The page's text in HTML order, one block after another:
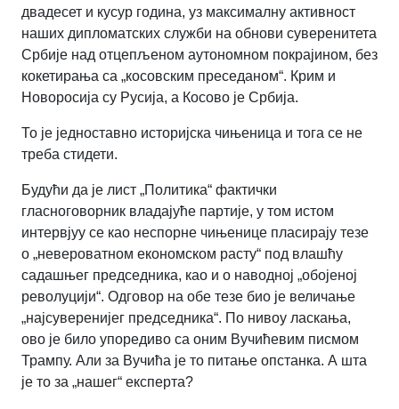
двадесет и кусур година, уз максималну активност
наших дипломатских служби на обнови суверенитета
Србије над отцепљеном аутономном покрајином, без
кокетирања са „косовским преседаном“. Крим и
Новоросија су Русија, а Косово је Србија.
То је једноставно историјска чињеница и тога се не
треба стидети.
Будући да је лист „Политика“ фактички
гласноговорник владајуће партије, у том истом
интервјуу се као неспорне чињенице пласирају тезе
о „невероватном економском расту“ под влашћу
садашњег председника, као и о наводној „обојеној
револуцији“. Одговор на обе тезе био је величање
„најсуверенијег председника“. По нивоу ласкања,
ово је било упоредиво са оним Вучићевим писмом
Трампу. Али за Вучића је то питање опстанка. А шта
је то за „нашег“ експерта?